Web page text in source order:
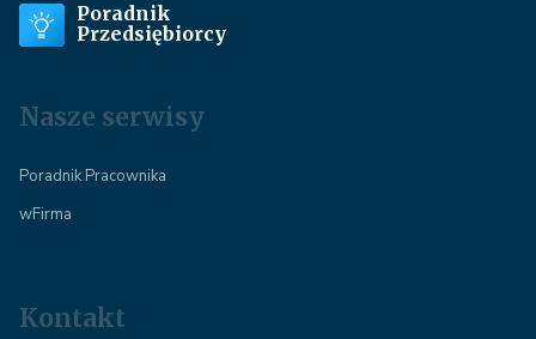
Poradnik
Przedsiębiorcy
Nasze serwisy
Poradnik Pracownika
wFirma
Kontakt